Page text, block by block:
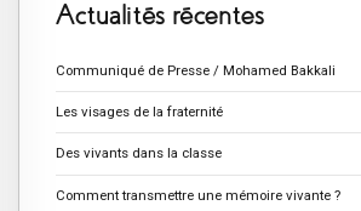
Actualités récentes
Communiqué de Presse / Mohamed Bakkali
Les visages de la fraternité
Des vivants dans la classe
Comment transmettre une mémoire vivante ?